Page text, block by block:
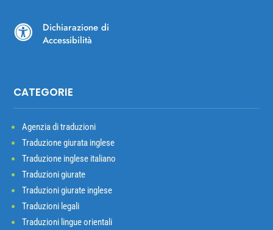

Dichiarazione di
Accessibilità
CATEGORIE
Agenzia di traduzioni
Traduzione giurata inglese
Traduzione inglese italiano
Traduzioni giurate
Traduzioni giurate inglese
Traduzioni legali
Traduzioni lingue orientali